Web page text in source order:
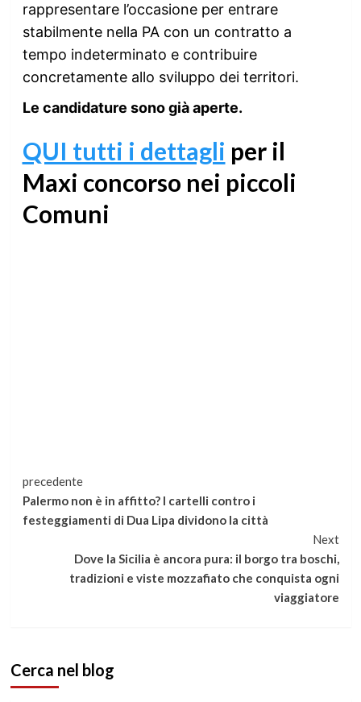
rappresentare l’occasione per entrare
stabilmente nella PA con un contratto a
tempo indeterminato e contribuire
concretamente allo sviluppo dei territori.
Le candidature sono già aperte.
QUI tutti i dettagli per il
Maxi concorso nei piccoli
Comuni
Continua
a
leggere
precedente
Palermo non è in affitto? I cartelli contro i
festeggiamenti di Dua Lipa dividono la città
Next
Dove la Sicilia è ancora pura: il borgo tra boschi,
tradizioni e viste mozzafiato che conquista ogni
viaggiatore
Cerca nel blog